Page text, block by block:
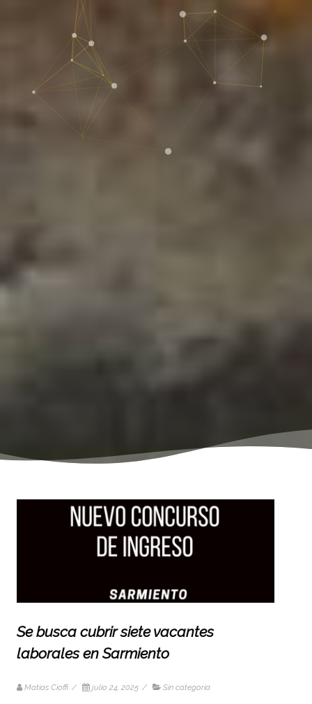
Se busca cubrir siete vacantes
laborales en Sarmiento
Matias Cioffi / julio 24, 2025 / Sin categoría